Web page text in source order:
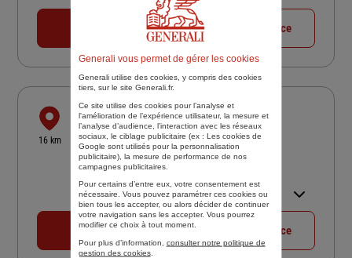
Voir la fiche agence
16 km
JCG ASSURANCES
1 AV DES POETES
66200 ELNE
5/5Note de 5 sur 5
(Google) 96 avis
Ouvert 09:00 - 12:00 et 14:00 -
18:00
04 68 55 42 43 Voir la fiche agence
Generali vous permet de gérer les cookies
Generali utilise des cookies, y compris des cookies
tiers, sur le site Generali.fr.
Ce site utilise des cookies pour l’analyse et
l'amélioration de l’expérience utilisateur, la mesure et
l’analyse d’audience, l’interaction avec les réseaux
sociaux, le ciblage publicitaire (ex : Les cookies de
Google sont utilisés pour la personnalisation
publicitaire), la mesure de performance de nos
campagnes publicitaires.
Pour certains d’entre eux, votre consentement est
nécessaire. Vous pouvez paramétrer ces cookies ou
bien tous les accepter, ou alors décider de continuer
votre navigation sans les accepter. Vous pourrez
modifier ce choix à tout moment.
Pour plus d’information, consulter notre politique de
gestion des cookies.